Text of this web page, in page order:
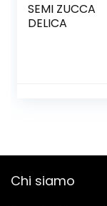
SEMI ZUCCA
DELICA
Chi siamo